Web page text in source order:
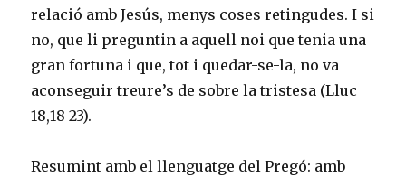
relació amb Jesús, menys coses retingudes. I si
no, que li preguntin a aquell noi que tenia una
gran fortuna i que, tot i quedar-se-la, no va
aconseguir treure’s de sobre la tristesa (Lluc
18,18-23).
Resumint amb el llenguatge del Pregó: amb